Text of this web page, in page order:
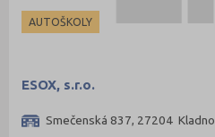
AUTOŠKOLY
ESOX, s.r.o.
Smečenská 837, 27204 Kladno